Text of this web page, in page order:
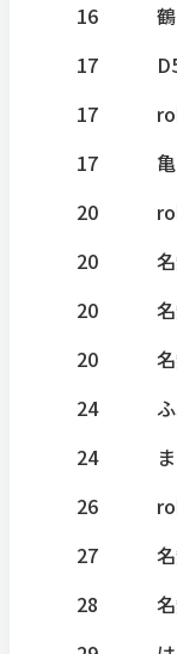
16
鶴
17
17
17
亀
20
20
20
20
24
24
26
27
28